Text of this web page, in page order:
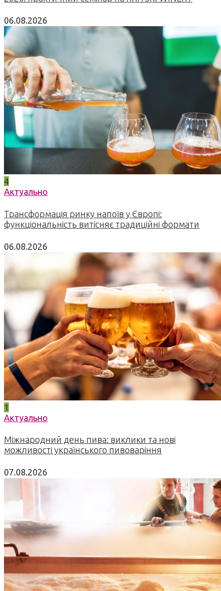
06.08.2026
4
Актуально
Трансформація ринку напоїв у Європі:
функціональність витісняє традиційні формати
06.08.2026
1
Актуально
Міжнародний день пива: виклики та нові
можливості українського пивоваріння
07.08.2026